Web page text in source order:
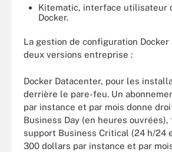
Kitematic, interface utilisateur
Docker.
La gestion de configuration
deux versions entreprise :
Docker Datacenter, pour les
derrière le pare-feu. Un
par instance et par mois donne
Business Day (en heures
support Business Critical (24 h/24
300 dollars par instance et par